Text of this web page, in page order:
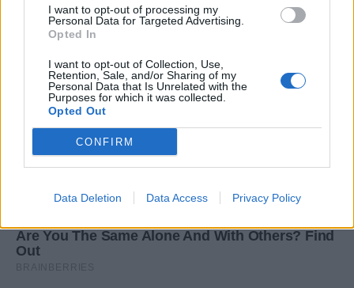
I want to opt-out of processing my
Personal Data for Targeted Advertising.
Opted In
I want to opt-out of Collection, Use,
Retention, Sale, and/or Sharing of my
Personal Data that Is Unrelated with the
Purposes for which it was collected.
Opted Out
CONFIRM
Data Deletion Data Access Privacy Policy